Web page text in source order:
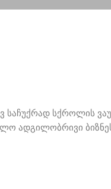
საჩუქრად სქროლის